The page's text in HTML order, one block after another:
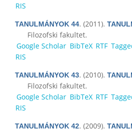
RIS
TANULMÁNYOK 44. (2011).
Filozofski fakultet.
Google Scholar BibTeX RTF
RIS
TANULMÁNYOK 43. (2010).
Filozofski fakultet.
Google Scholar BibTeX RTF
RIS
TANULMÁNYOK 42. (2009).